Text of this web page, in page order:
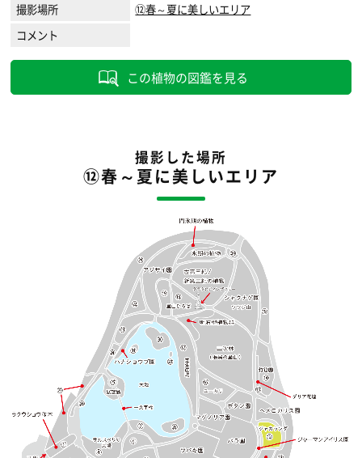
撮影場所
⑫春～夏に美しいエリア
コメント
この植物の図鑑を見る
撮影した場所
⑫春～夏に美しいエリア